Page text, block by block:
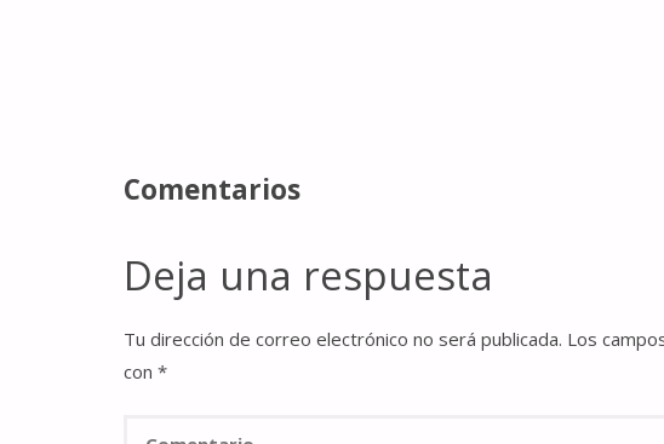
Comentarios
Deja una respuesta
Tu dirección de correo electrónico no será publicada. Los
con *